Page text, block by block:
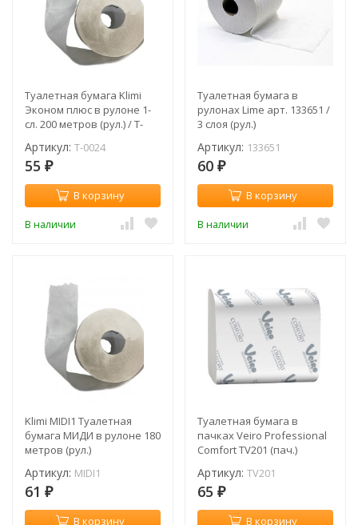
Туалетная бумага Klimi
Эконом плюс в рулоне 1-
сл. 200 метров (рул.) / T-
Артикул: T-0024
55 ₽
В корзину
В наличии
Туалетная бумага в
рулонах Lime арт. 133651 /
3 слоя (рул.)
Артикул: 133651
60 ₽
В корзину
В наличии
Klimi MIDI1 Туалетная
бумага МИДИ в рулоне 180
метров (рул.)
Артикул: MIDI1
61 ₽
В корзину
Туалетная бумага в
пачках Veiro Professional
Comfort TV201 (пач.)
Артикул: TV201
65 ₽
В корзину